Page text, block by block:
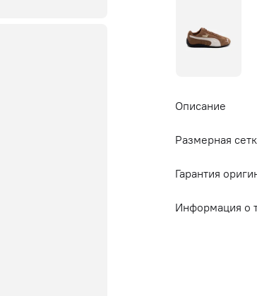
Описание
Размерная
Гарантия
Информация о